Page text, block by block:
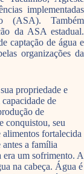
implementadas
(ASA). Também
da ASA estadual.
captação de água e
organizações da
propriedade e
de
de
conquistou, seu
fortalecida
a família
era um sofrimento. A
na cabeça. Água é